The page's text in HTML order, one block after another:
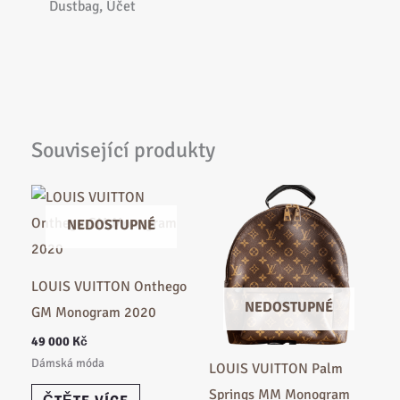
Dustbag, Účet
Související produkty
NEDOSTUPNÉ
LOUIS VUITTON Onthego
GM Monogram 2020
49 000 Kč
Dámská móda
NEDOSTUPNÉ
LOUIS VUITTON Palm
Springs MM Monogram